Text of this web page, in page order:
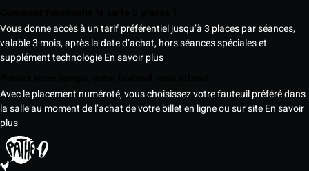
Vous donne accès à un tarif préférentiel jusqu’à 3 places par séances,
valable 3 mois, après la date d’achat, hors séances spéciales et
supplément technologieEn savoir plus
Avec le placement numéroté, vous choisissez votre fauteuil préféré dans
la salle au moment de l’achat de votre billet en ligne ou sur siteEn savoir
plus